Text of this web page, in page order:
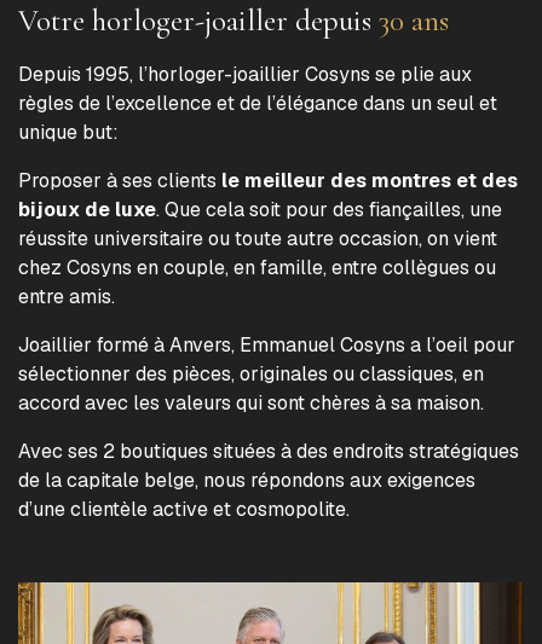
Votre horloger-joailler depuis 30 ans
Depuis 1995, l’horloger-joaillier Cosyns se plie aux
règles de l’excellence et de l’élégance dans un seul et
unique but:
Proposer à ses clients le meilleur des montres et des
bijoux de luxe. Que cela soit pour des fiançailles, une
réussite universitaire ou toute autre occasion, on vient
chez Cosyns en couple, en famille, entre collègues ou
entre amis.
Joaillier formé à Anvers, Emmanuel Cosyns a l’oeil pour
sélectionner des pièces, originales ou classiques, en
accord avec les valeurs qui sont chères à sa maison.
Avec ses 2 boutiques situées à des endroits stratégiques
de la capitale belge, nous répondons aux exigences
d’une clientèle active et cosmopolite.